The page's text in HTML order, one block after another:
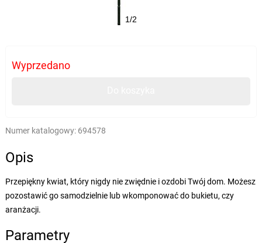
1/2
Wyprzedano
Numer katalogowy: 694578
Opis
Przepiękny kwiat, który nigdy nie zwiędnie i ozdobi Twój dom. Możesz
pozostawić go samodzielnie lub wkomponować do bukietu, czy
aranżacji.
Parametry